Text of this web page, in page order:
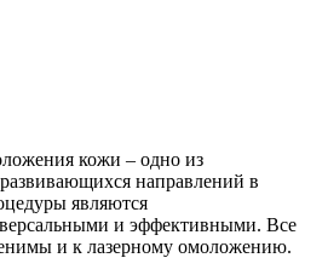
кожи – одно из
направлений в
являются
и эффективными. Все
и к лазерному омоложению.